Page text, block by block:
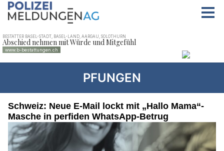
PFUNGEN
Schweiz: Neue E-Mail lockt mit „Hallo Mama“-
Masche in perfiden WhatsApp-Betrug